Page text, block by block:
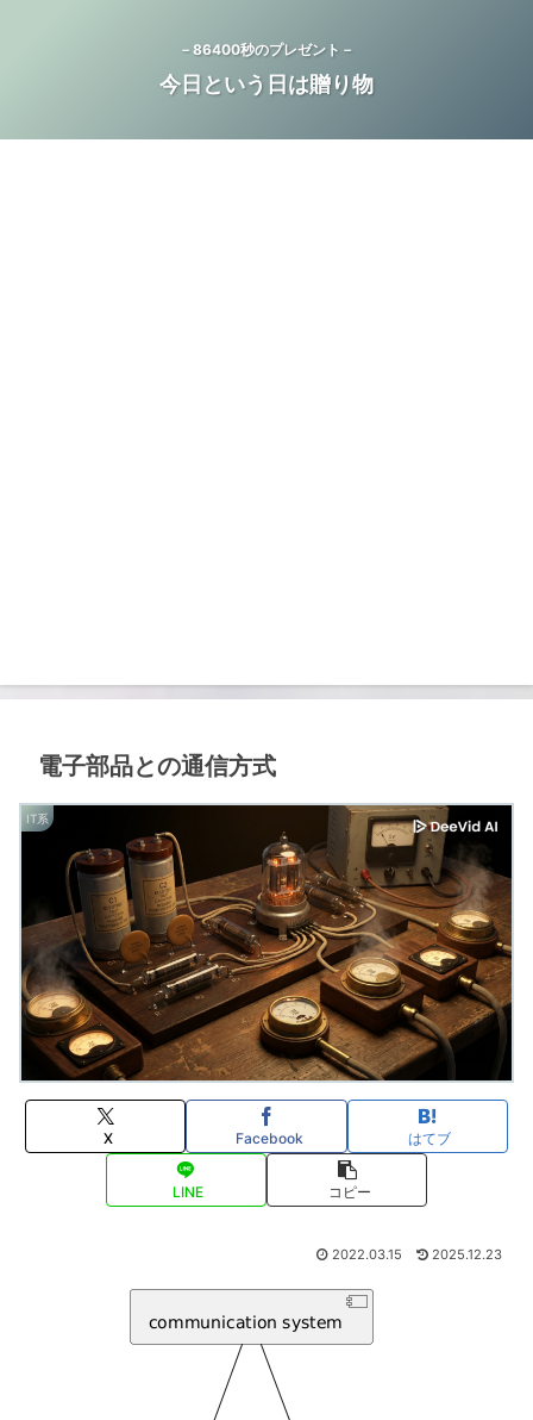
－86400秒のプレゼント－
今日という日は贈り物
電子部品との通信方式
IT系
X Facebook はてブ
LINE コピー
2022.03.15 2025.12.23